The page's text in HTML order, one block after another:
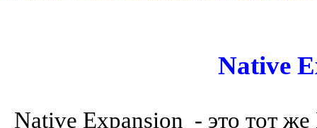
Native
Native Expansion - это тот